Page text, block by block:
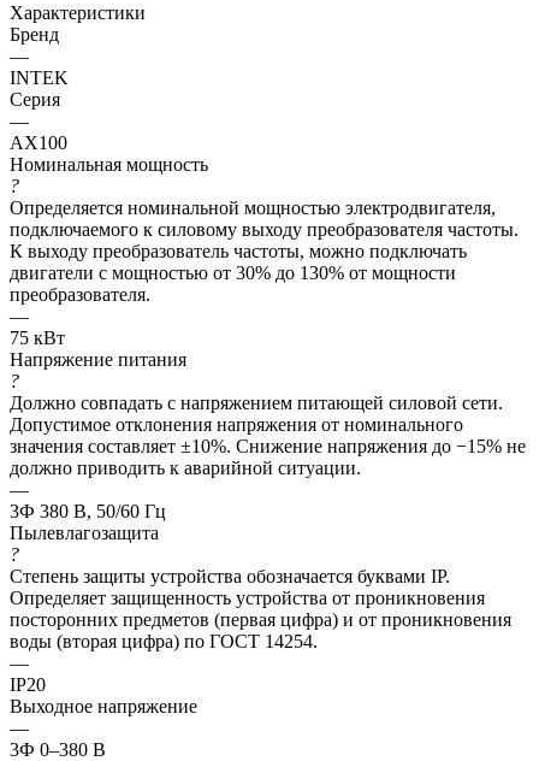
Характеристики
Бренд
—
INTEK
Серия
—
AX100
Номинальная мощность
?
Определяется номинальной мощностью электродвигателя,
подключаемого к силовому выходу преобразователя частоты.
К выходу преобразователь частоты, можно подключать
двигатели с мощностью от 30% до 130% от мощности
преобразователя.
—
75 кВт
Напряжение питания
?
Должно совпадать с напряжением питающей силовой сети.
Допустимое отклонения напряжения от номинального
значения составляет ±10%. Снижение напряжения до −15% не
должно приводить к аварийной ситуации.
—
3Ф 380 В, 50/60 Гц
Пылевлагозащита
?
Степень защиты устройства обозначается буквами IP.
Определяет защищенность устройства от проникновения
посторонних предметов (первая цифра) и от проникновения
воды (вторая цифра) по ГОСТ 14254.
—
IP20
Выходное напряжение
—
3Ф 0–380 В